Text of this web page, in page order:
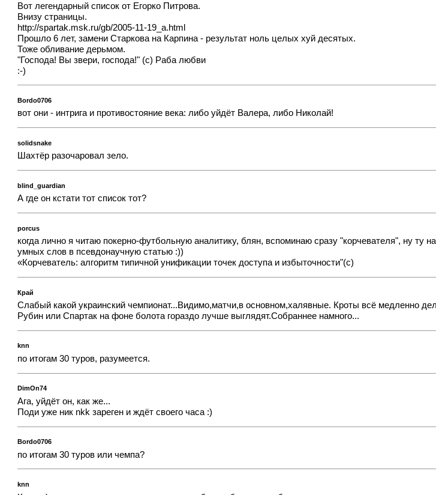
Вот легендарный список от Егорко Питрова.
Внизу страницы.
http://spartak.msk.ru/gb/2005-11-19_a.html
Прошло 6 лет, замени Старкова на Карпина - результат ноль целых хуй десятых.
Тоже обливание дерьмом.
"Господа! Вы звери, господа!" (с) Раба любви
:-)
Bordo0706
вот они - интрига и противостояние века: либо уйдёт Валера, либо Николай!
solidsnake
Шахтёр разочаровал зело.
blind_guardian
А где он кстати тот список тот?
porcus
когда лично я читаю покерно-футбольную аналитику, блян, вспоминаю сразу "корчевателя", ну
умных слов в псевдонаучную статью :))
«Корчеватель: алгоритм типичной унификации точек доступа и избыточности"(с)
Край
Слабый какой украинский чемпионат...Видимо,матчи,в основном,халявные. Кроты всё медленно
Рубин или Спартак на фоне болота гораздо лучше выглядят.Собраннее намного...
knn
по итогам 30 туров, разумеется.
DimOn74
Ага, уйдёт он, как же...
Поди уже ник nkk зареген и ждёт своего часа :)
Bordo0706
по итогам 30 туров или чемпа?
knn